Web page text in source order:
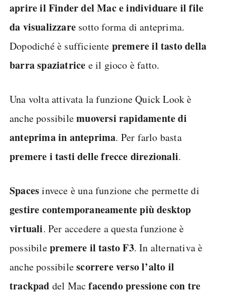
aprire il Finder del Mac e individuare il file
da visualizzare sotto forma di anteprima.
Dopodiché è sufficiente premere il tasto della
barra spaziatrice e il gioco è fatto.
Una volta attivata la funzione Quick Look è
anche possibilemuoversi rapidamente di
anteprima in anteprima. Per farlo basta
premere i tasti delle frecce direzionali.
Spacesinvece è una funzione che permette di
gestire contemporaneamente più desktop
virtuali. Per accedere a questa funzione è
possibilepremere il tasto F3. In alternativa è
anche possibilescorrere verso l’alto il
trackpad del Macfacendo pressione con tre